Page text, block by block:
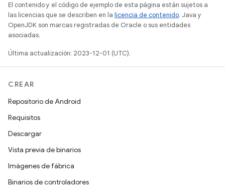
El contenido y el código de ejemplo de esta página están sujetos a
las licencias que se describen en la licencia de contenido. Java y
OpenJDK son marcas registradas de Oracle o sus entidades
asociadas.
Última actualización: 2023-12-01 (UTC).
CREAR
Repositorio de Android
Requisitos
Descargar
Vista previa de binarios
Imágenes de fábrica
Binarios de controladores